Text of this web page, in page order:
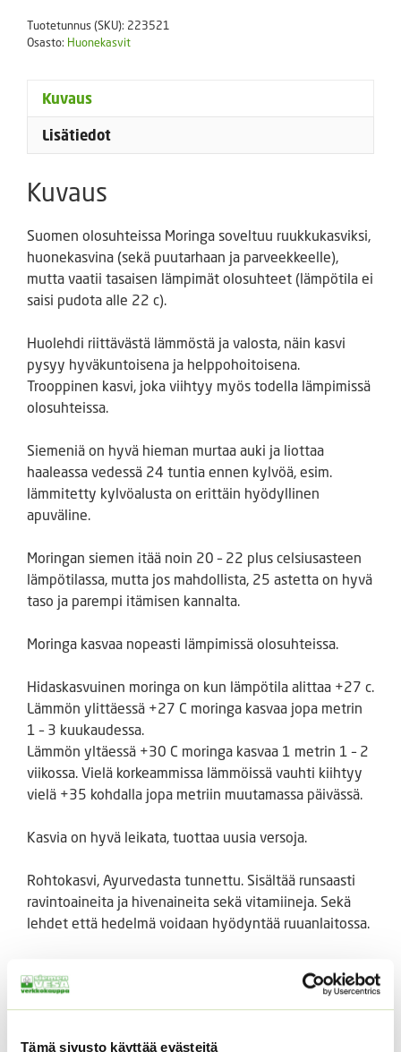
Tämä sivusto käyttää evästeitä
Tuotetunnus (SKU): 223521
Osasto: Huonekasvit
Kuvaus
Lisätiedot
Kuvaus
Suomen olosuhteissa Moringa soveltuu ruukkukasviksi,
huonekasvina (sekä puutarhaan ja parveekkeelle),
mutta vaatii tasaisen lämpimät olosuhteet (lämpötila ei
saisi pudota alle 22 c).
Huolehdi riittävästä lämmöstä ja valosta, näin kasvi
pysyy hyväkuntoisena ja helppohoitoisena.
Trooppinen kasvi, joka viihtyy myös todella lämpimissä
olosuhteissa.
Siemeniä on hyvä hieman murtaa auki ja liottaa
haaleassa vedessä 24 tuntia ennen kylvöä, esim.
lämmitetty kylvöalusta on erittäin hyödyllinen
apuväline.
Moringan siemen itää noin 20 – 22 plus celsiusasteen
lämpötilassa, mutta jos mahdollista, 25 astetta on hyvä
taso ja parempi itämisen kannalta.
Moringa kasvaa nopeasti lämpimissä olosuhteissa.
Hidaskasvuinen moringa on kun lämpötila alittaa +27 c.
Lämmön ylittäessä +27 C moringa kasvaa jopa metrin
1 – 3 kuukaudessa.
Lämmön yltäessä +30 C moringa kasvaa 1 metrin 1 – 2
viikossa. Vielä korkeammissa lämmöissä vauhti kiihtyy
vielä +35 kohdalla jopa metriin muutamassa päivässä.
Kasvia on hyvä leikata, tuottaa uusia versoja.
Rohtokasvi, Ayurvedasta tunnettu. Sisältää runsaasti
ravintoaineita ja hivenaineita sekä vitamiineja. Sekä
lehdet että hedelmä voidaan hyödyntää ruuanlaitossa.